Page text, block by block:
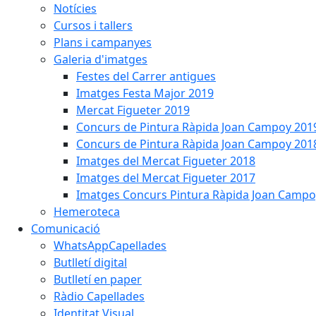
Notícies
Cursos i tallers
Plans i campanyes
Galeria d'imatges
Festes del Carrer antigues
Imatges Festa Major 2019
Mercat Figueter 2019
Concurs de Pintura Ràpida Joan Campoy
Concurs de Pintura Ràpida Joan Campoy
Imatges del Mercat Figueter 2018
Imatges del Mercat Figueter 2017
Imatges Concurs Pintura Ràpida Joan
Hemeroteca
Comunicació
WhatsAppCapellades
Butlletí digital
Butlletí en paper
Ràdio Capellades